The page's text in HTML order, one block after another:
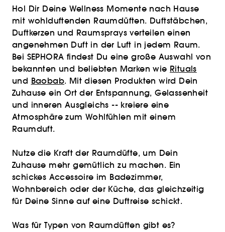
Hol Dir Deine Wellness Momente nach Hause
mit wohlduftenden Raumdüften. Duftstäbchen,
Duftkerzen und Raumsprays verteilen einen
angenehmen Duft in der Luft in jedem Raum.
Bei SEPHORA findest Du eine große Auswahl von
bekannten und beliebten Marken wie Rituals
und Baobab. Mit diesen Produkten wird Dein
Zuhause ein Ort der Entspannung, Gelassenheit
und inneren Ausgleichs -- kreiere eine
Atmosphäre zum Wohlfühlen mit einem
Raumduft.
Nutze die Kraft der Raumdüfte, um Dein
Zuhause mehr gemütlich zu machen. Ein
schickes Accessoire im Badezimmer,
Wohnbereich oder der Küche, das gleichzeitig
für Deine Sinne auf eine Duftreise schickt.
Was für Typen von Raumdüften gibt es?